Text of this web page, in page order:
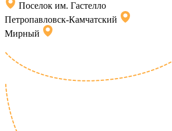
Поселок им. Гастелло
Петропавловск-Камчатский
Мирный